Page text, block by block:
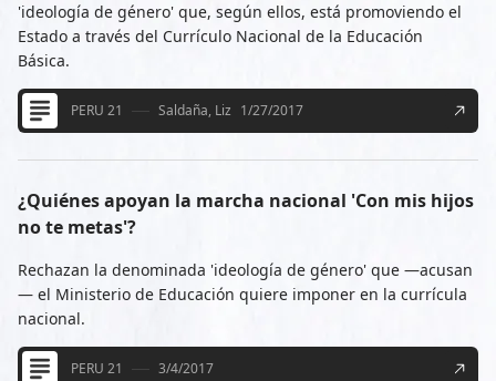
'ideología de género' que, según ellos, está promoviendo el
Estado a través del Currículo Nacional de la Educación
Básica.
PERU 21 Saldaña, Liz 1/27/2017
¿Quiénes apoyan la marcha nacional 'Con mis hijos
no te metas'?
Rechazan la denominada 'ideología de género' que —acusan
— el Ministerio de Educación quiere imponer en la currícula
nacional.
PERU 21 3/4/2017